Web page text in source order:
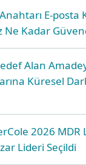
E-posta
Kadar
Alan
Küresel
2026 MDR
Lideri Seçildi